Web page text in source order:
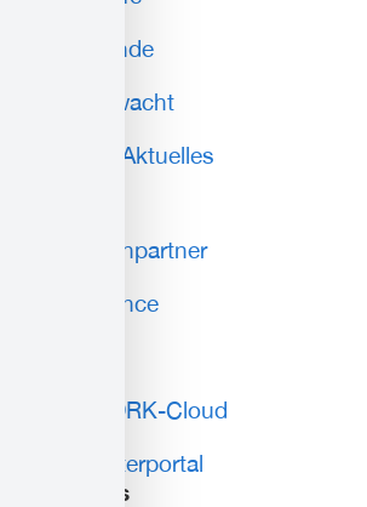
Blutspende
Wasserwacht
News & Aktuelles
Ansprechpartner
Compliance
Lokale DRK-Cloud
Mitarbeiterportal
weiteres